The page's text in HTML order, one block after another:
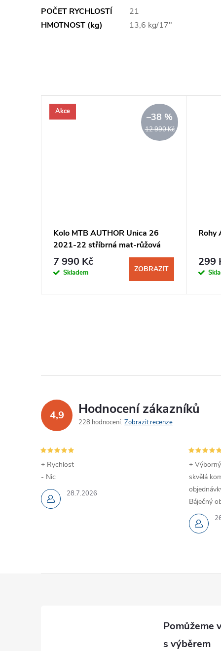
POČET RYCHLOSTÍ
21
HMOTNOST (kg)
13,6 kg/17"
Akce
12 990 Kč
–38 %
Kolo MTB AUTHOR Unica 26
2021-22 stříbrná mat-růžová
7 990 Kč
Skladem ZOBRAZIT
Rohy
299
4,9 Hodnocení zákazníků
228 hodnocení Zobrazit recenze
28.7.2026
+ Rychlost
- Nic
+
skvělá
Báječný